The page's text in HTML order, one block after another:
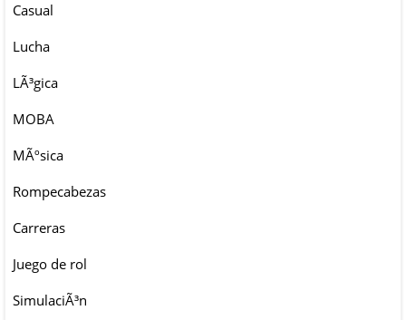
Casual
Lucha
LÃ³gica
MOBA
MÃºsica
Rompecabezas
Carreras
Juego de rol
SimulaciÃ³n